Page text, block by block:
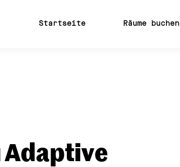
Startseite Räume buchen
Adaptive